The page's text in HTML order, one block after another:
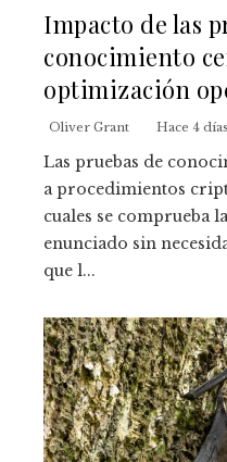
Impacto de las
conocimiento
optimización
Oliver Grant Hace 4 días
Las pruebas de
a procedimientos
cuales se comprueba
enunciado sin
que l...